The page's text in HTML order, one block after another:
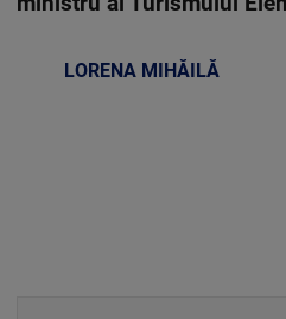
LORENA MIHĂILĂ